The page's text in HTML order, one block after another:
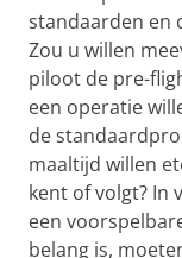
standaarden en
Zou u willen
piloot de pre-
een operatie
de
maaltijd willen
kent of volgt? In
een
belang is,